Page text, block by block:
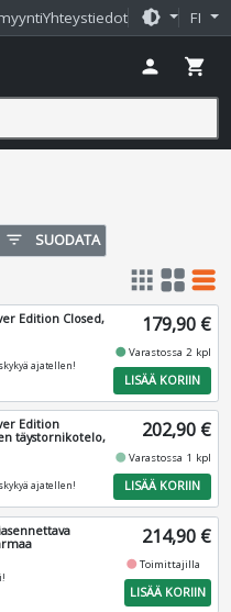
Yhteystiedot brightness_medium FI
person shopping_cart
filter_list SUODATA
apps grid_view table_rows
Edition Closed,
ajatellen!
179,90 €
fiber_manual_recordVarastossa 2 kpl
LISÄÄ KORIIN
Edition
täystornikotelo,
ajatellen!
202,90 €
fiber_manual_recordVarastossa 1 kpl
LISÄÄ KORIIN
214,90 €
fiber_manual_recordToimittajilla
LISÄÄ KORIIN